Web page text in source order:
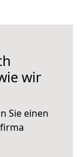
wir
Sie einen